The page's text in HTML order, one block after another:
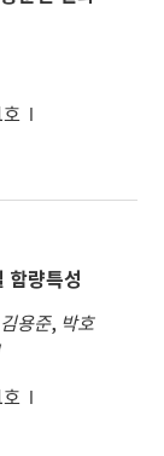
호
함량특성
김용준, 박호
호